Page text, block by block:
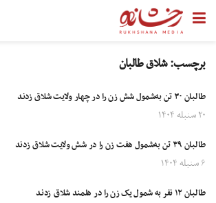
برچسب:شلاق طالبان
طالبان ۳۰ تن به‌شمول شش زن را در چهار ولایت شلاق زدند
۲۰ سنبله ۱۴۰۴
طالبان ۳۹ تن به‌شمول هفت زن را در شش ولایت شلاق زدند
۶ سنبله ۱۴۰۴
طالبان ۱۲ نفر به شمول یک زن را در هلمند شلاق زدند